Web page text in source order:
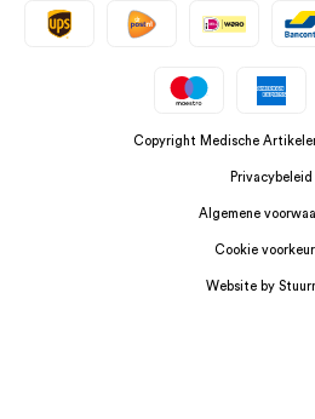
Copyright Medische
Privacybeleid
Algemene
Cookie
Website by